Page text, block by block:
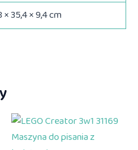
× 35,4 × 9,4 cm